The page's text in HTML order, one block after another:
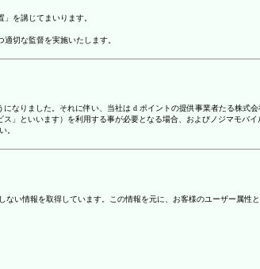
を講じてまいります。
切な監督を実施いたします。
りました。それに伴い、当社は d ポイントの提供事業者たる株式
といいます）を利用する事が必要となる場合、およびノジマモバ
。
ない情報を取得しています。この情報を元に、お客様のユーザー属